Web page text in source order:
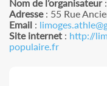
Nom de l’organisateur:
Adresse: 55 Rue
Email :
Site internet : http://
populaire.fr